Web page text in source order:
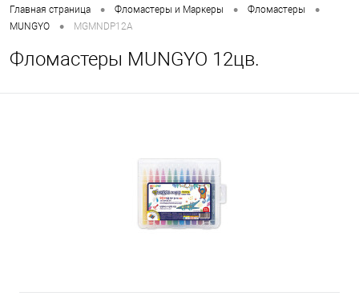
Главная страница • Фломастеры и Маркеры • Фломастеры •
MUNGYO • MGMNDP12A
Фломастеры MUNGYO 12цв.